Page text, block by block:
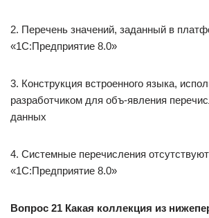
2. Перечень значений, заданный в
«1С:Предприятие 8.0»
3. Конструкция встроенного языка,
разработчиком для объ-явления
данных
4. Системные перечисления
«1С:Предприятие 8.0»
Вопрос 21 Какая коллекция из